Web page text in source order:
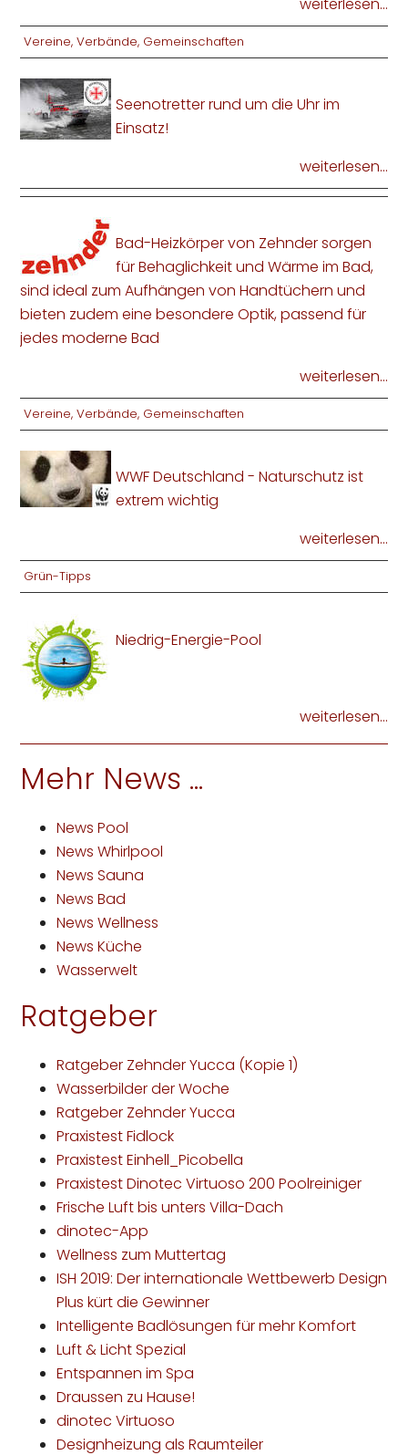
Vereine, Verbände, Gemeinschaften
Seenotretter rund um die Uhr im
Einsatz!
weiterlesen...
Bad-Heizkörper von Zehnder sorgen
für Behaglichkeit und Wärme im Bad,
sind ideal zum Aufhängen von Handtüchern und
bieten zudem eine besondere Optik, passend für
jedes moderne Bad
weiterlesen...
Vereine, Verbände, Gemeinschaften
WWF Deutschland - Naturschutz ist
extrem wichtig
weiterlesen...
Grün-Tipps
Niedrig-Energie-Pool
weiterlesen...
Mehr News ...
News Pool
News Whirlpool
News Sauna
News Bad
News Wellness
News Küche
Wasserwelt
Ratgeber
Ratgeber Zehnder Yucca (Kopie 1)
Wasserbilder der Woche
Ratgeber Zehnder Yucca
Praxistest Fidlock
Praxistest Einhell_Picobella
Praxistest Dinotec Virtuoso 200 Poolreiniger
Frische Luft bis unters Villa-Dach
dinotec-App
Wellness zum Muttertag
ISH 2019: Der internationale Wettbewerb Design
Plus kürt die Gewinner
Intelligente Badlösungen für mehr Komfort
Luft & Licht Spezial
Entspannen im Spa
Draussen zu Hause!
dinotec Virtuoso
Designheizung als Raumteiler